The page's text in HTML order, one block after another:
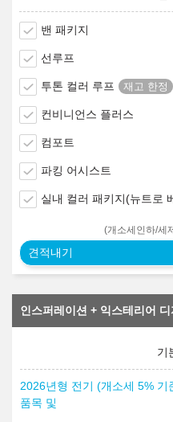
밴 패키지
선루프
투톤 컬러 루프
컨비니언스 플러스
컴포트
파킹 어시스트
실내 컬러 패키지(뉴트로
(개소세인하/세
견적내기
인스퍼레이션 + 익스테리어
2026년형 전기 (개소세 5%
품목 및